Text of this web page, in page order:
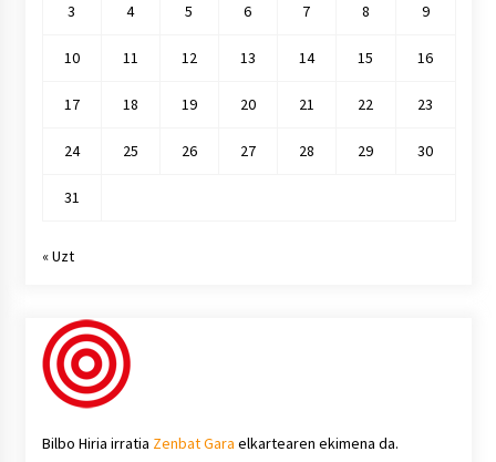
3 4 5 6 7 8 9
10 11 12 13 14 15 16
17 18 19 20 21 22 23
24 25 26 27 28 29 30
31
« Uzt
Bilbo Hiria irratia Zenbat Gara elkartearen ekimena da.